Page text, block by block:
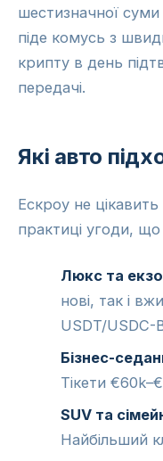
шестизначної
піде комусь з
крипту в день
передачі.
Які авто
Ескроу не
практиці угоди, що
Люкс та
нові, так і
USDT/USDC-
Бізнес-
Тікети
SUV та
Найбільший